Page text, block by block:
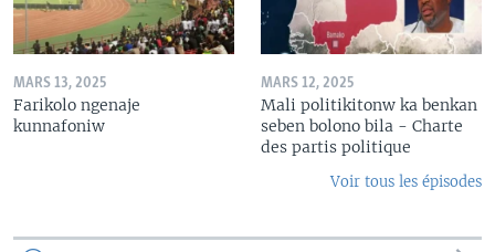
MARS 13, 2025
Farikolo ngenaje
kunnafoniw
MARS 12, 2025
Mali politikitonw ka benkan
seben bolono bila - Charte
des partis politique
Voir tous les épisodes